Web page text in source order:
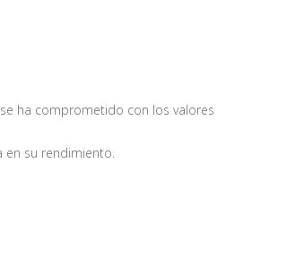
ha comprometido con los valores
su rendimiento.